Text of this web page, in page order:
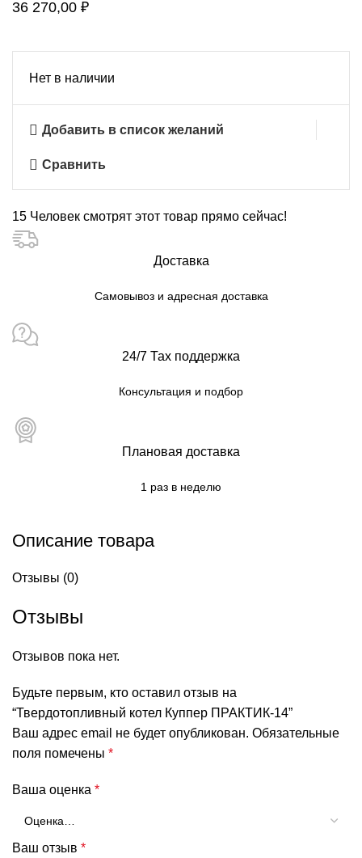
36 270,00 ₽
Нет в наличии
Добавить в список желаний
Сравнить
15 Человек смотрят этот товар прямо сейчас!
Доставка
Самовывоз и адресная доставка
24/7 Тах поддержка
Консультация и подбор
Плановая доставка
1 раз в неделю
Описание товара
Отзывы (0)
Отзывы
Отзывов пока нет.
Будьте первым, кто оставил отзыв на
“Твердотопливный котел Куппер ПРАКТИК-14”
Ваш адрес email не будет опубликован. Обязательные
поля помечены *
Ваша оценка *
Ваш отзыв *